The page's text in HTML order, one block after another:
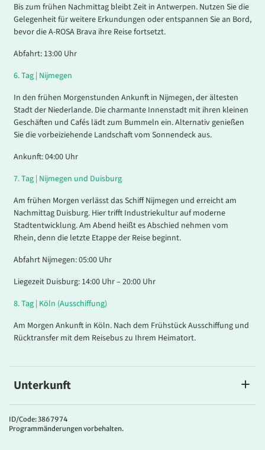
Bis zum frühen Nachmittag bleibt Zeit in Antwerpen. Nutzen Sie die
Gelegenheit für weitere Erkundungen oder entspannen Sie an Bord,
bevor die A-ROSA Brava ihre Reise fortsetzt.
Abfahrt: 13:00 Uhr
6.Tag | Nijmegen
In den frühen Morgenstunden Ankunft in Nijmegen, der ältesten
Stadt der Niederlande. Die charmante Innenstadt mit ihren kleinen
Geschäften und Cafés lädt zum Bummeln ein. Alternativ genießen
Sie die vorbeiziehende Landschaft vom Sonnendeck aus.
Ankunft: 04:00 Uhr
7.Tag | Nijmegen und Duisburg
Am frühen Morgen verlässt das Schiff Nijmegen und erreicht am
Nachmittag Duisburg. Hier trifft Industriekultur auf moderne
Stadtentwicklung. Am Abend heißt es Abschied nehmen vom
Rhein, denn die letzte Etappe der Reise beginnt.
Abfahrt Nijmegen: 05:00 Uhr
Liegezeit Duisburg: 14:00 Uhr – 20:00 Uhr
8.Tag | Köln (Ausschiffung)
Am Morgen Ankunft in Köln. Nach dem Frühstück Ausschiffung und
Rücktransfer mit dem Reisebus zu Ihrem Heimatort.
Unterkunft
A-ROSA BRAVA
Das moderne, komfortable Schiff überzeugt mit großzügigen
Kabinen, stilvollen öffentlichen Bereichen, einem Wellness- und
ID/Code: 3867974
Programmänderungen vorbehalten.